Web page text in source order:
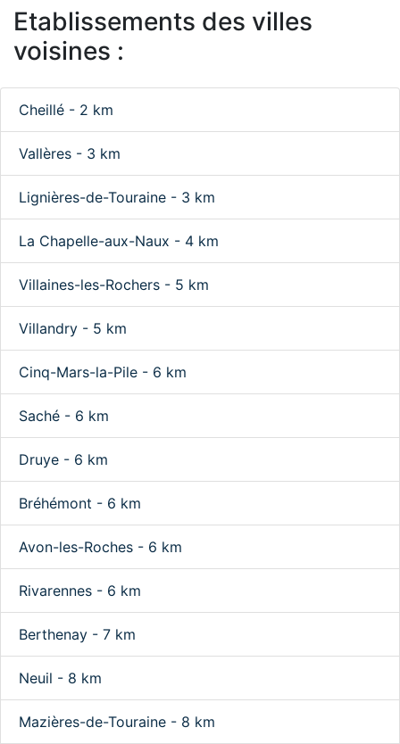
Etablissements des villes
voisines :
Cheillé - 2 km
Vallères - 3 km
Lignières-de-Touraine - 3 km
La Chapelle-aux-Naux - 4 km
Villaines-les-Rochers - 5 km
Villandry - 5 km
Cinq-Mars-la-Pile - 6 km
Saché - 6 km
Druye - 6 km
Bréhémont - 6 km
Avon-les-Roches - 6 km
Rivarennes - 6 km
Berthenay - 7 km
Neuil - 8 km
Mazières-de-Touraine - 8 km